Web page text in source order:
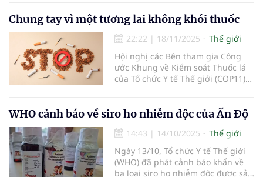
cơ thể trong cuộc chiến chống ung
thư.
Chung tay vì một tương lai không khói thuốc
22:22 | 18/11/2025
Thế giới
Hội nghị các Bên tham gia Công
ước Khung về Kiểm soát Thuốc lá
của Tổ chức Y tế Thế giới (COP11)
lá.
WHO cảnh báo về siro ho nhiễm độc của Ấn Độ
14:43 | 14/10/2025
Thế giới
Ngày 13/10, Tổ chức Y tế Thế giới
(WHO) đã phát cảnh báo khẩn về
ba loại siro ho nhiễm độc được sản